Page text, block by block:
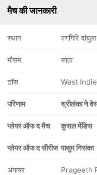
मैच की जानकारी
स्थान रणगिरि
मौसम साफ़
टॉस West
परिणाम श्रीलंका ने
प्लेयर ऑफ द मैच कुसल मेंडिस
प्लेयर ऑफ द सीरीज पाथुम निसंका
अंपायर
Prageeth